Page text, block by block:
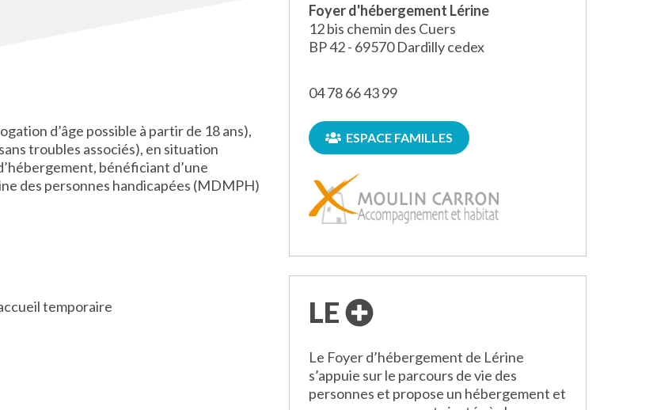
d’âge possible à partir de 18 ans),
troubles associés), en situation
bénéficiant d’une
des personnes handicapées (MDMPH)
temporaire
Foyer d'hébergement Lérine
12 bis chemin des Cuers
BP 42 - 69570 Dardilly cedex
04 78 66 43 99
ESPACE FAMILLES
LE
Le Foyer d’hébergement de Lérine
s’appuie sur le parcours de vie des
personnes et propose un hébergement et